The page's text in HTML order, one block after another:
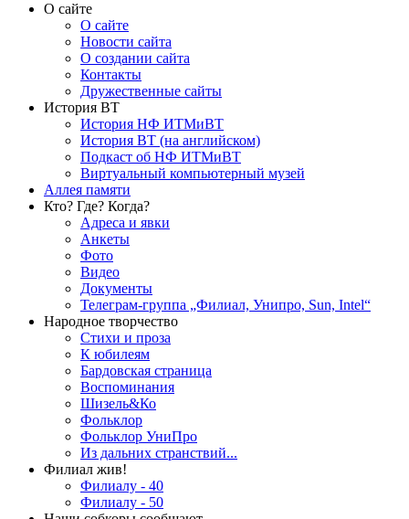
О сайте
О сайте
Новости сайта
О создании сайта
Контакты
Дружественные сайты
История ВТ
История НФ ИТМиВТ
История ВТ (на английском)
Подкаст об НФ ИТМиВТ
Виртуальный компьютерный музей
Аллея памяти
Кто? Где? Когда?
Адреса и явки
Анкеты
Фото
Видео
Документы
Телеграм-группа „Филиал, Унипро, Sun, Intel“
Народное творчество
Стихи и проза
К юбилеям
Бардовская страница
Воспоминания
Шизель&Ко
Фольклор
Фольклор УниПро
Из дальних странствий...
Филиал жив!
Филиалу - 40
Филиалу - 50